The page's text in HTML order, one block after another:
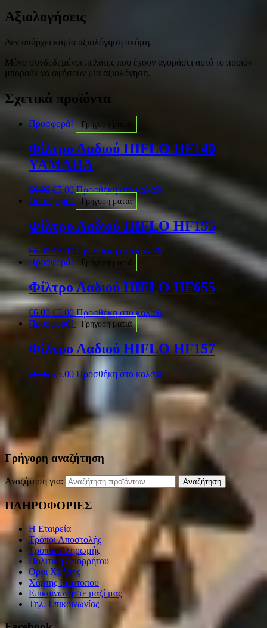
Αξιολογήσεις
Δεν υπάρχει καμία αξιολόγηση ακόμη.
Μόνο συνδεδεμένοι πελάτες που έχουν αγοράσει αυτό το προϊόν
μπορούν να αφήσουν μία αξιολόγηση.
Σχετικά προϊόντα
Προσφορά! Γρήγορη ματιά
Φίλτρο Λαδιού HIFLO HF140
YAMAHA
€6.00 €5.00 Προσθήκη στο καλάθι
Προσφορά!
Γρήγορη ματιά
Φίλτρο Λαδιού HIFLO HF155
€6.00 €5.00 Προσθήκη στο καλάθι
Προσφορά!
Γρήγορη ματιά
Φίλτρο Λαδιού HIFLO HF655
€6.00 €5.00 Προσθήκη στο καλάθι
Προσφορά!
Γρήγορη ματιά
Φίλτρο Λαδιού HIFLO HF157
€6.00 €5.00 Προσθήκη στο καλάθι
Γρήγορη αναζήτηση
Αναζήτηση για: Αναζήτηση
ΠΛΗΡΟΦΟΡΙΕΣ
Η Εταιρεία
Τρόποι Αποστολής
Τρόποι Πληρωμής
Πολιτική Απορρήτου
Όροι Χρήσης
Χάρτης Ιστότοπου
Επικοινωνήστε μαζί μας
Τηλ. Επικοινωνίας